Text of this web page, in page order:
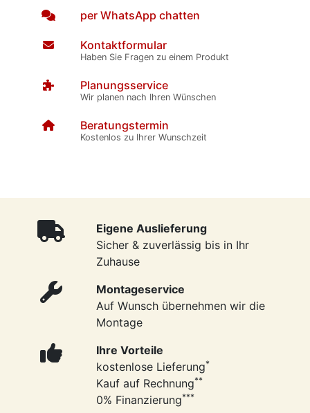
per WhatsApp chatten
Kontaktformular
Haben Sie Fragen zu einem Produkt
Planungsservice
Wir planen nach Ihren Wünschen
Beratungstermin
Kostenlos zu Ihrer Wunschzeit
Eigene Auslieferung
Sicher & zuverlässig bis in Ihr
Zuhause
Montageservice
Auf Wunsch übernehmen wir die
Montage
Ihre Vorteile
kostenlose Lieferung*
Kauf auf Rechnung**
0% Finanzierung***